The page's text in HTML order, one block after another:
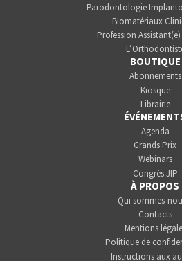
Parodontologie
Biomatériaux
Profession
BOUTIQUE
Abonnements
Kiosque
Librairie
Agenda
Grands Prix
Webinars
Congrès JIP
À PROPOS
Qui sommes-
Contacts
Mentions
Politique de
Instructions aux